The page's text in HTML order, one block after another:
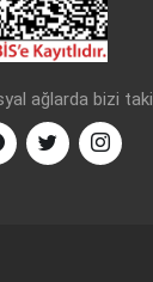
ağlarda bizi